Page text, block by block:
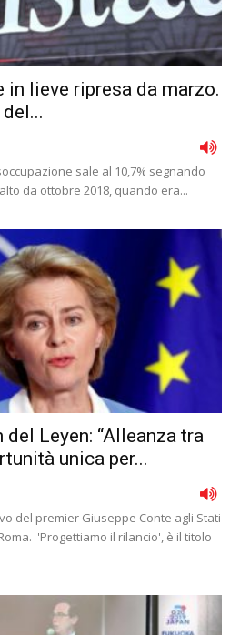
in lieve ripresa da marzo.
sale al 10,7% segnando
da ottobre 2018, quando era...
Leyen: “Alleanza tra
unica per...
del premier Giuseppe Conte agli Stati
'Progettiamo il rilancio', è il titolo